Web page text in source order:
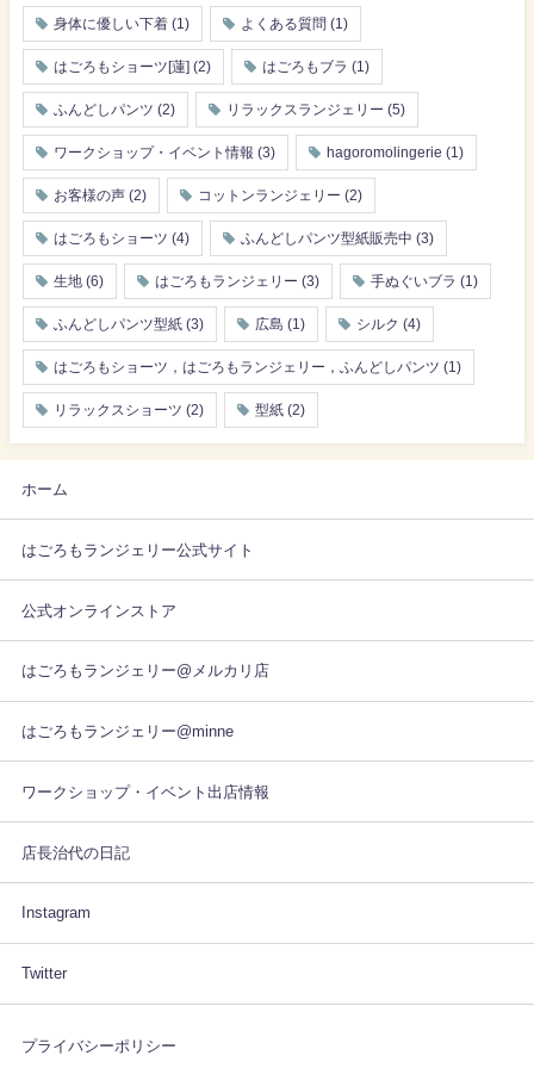
身体に優しい下着 (1) よくある質問 (1)
はごろもショーツ[蓮] (2) はごろもブラ (1)
ふんどしパンツ (2) リラックスランジェリー (5)
ワークショップ・イベント情報 (3) hagoromolingerie (1)
お客様の声 (2) コットンランジェリー (2)
はごろもショーツ (4) ふんどしパンツ型紙販売中 (3)
生地 (6) はごろもランジェリー (3) 手ぬぐいブラ (1)
ふんどしパンツ型紙 (3) 広島 (1) シルク (4)
はごろもショーツ，はごろもランジェリー，ふんどしパンツ (1)
リラックスショーツ (2) 型紙 (2)
ホーム
はごろもランジェリー公式サイト
公式オンラインストア
はごろもランジェリー@メルカリ店
はごろもランジェリー@minne
ワークショップ・イベント出店情報
店長治代の日記
Instagram
Twitter
プライバシーポリシー